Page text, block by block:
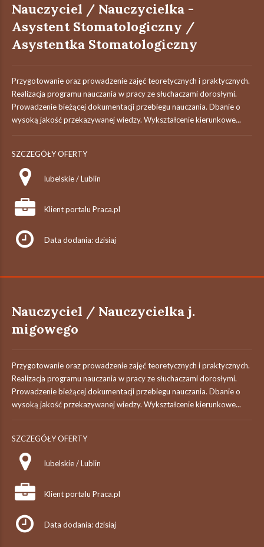
Nauczyciel / Nauczycielka -
Asystent Stomatologiczny /
Asystentka Stomatologiczny
Przygotowanie oraz prowadzenie zajęć teoretycznych i praktycznych.
Realizacja programu nauczania w pracy ze słuchaczami dorosłymi.
Prowadzenie bieżącej dokumentacji przebiegu nauczania. Dbanie o
wysoką jakość przekazywanej wiedzy. Wykształcenie kierunkowe...
SZCZEGÓŁY OFERTY
lubelskie / Lublin
Klient portalu Praca.pl
Data dodania: dzisiaj
Nauczyciel / Nauczycielka j.
migowego
Przygotowanie oraz prowadzenie zajęć teoretycznych i praktycznych.
Realizacja programu nauczania w pracy ze słuchaczami dorosłymi.
Prowadzenie bieżącej dokumentacji przebiegu nauczania. Dbanie o
wysoką jakość przekazywanej wiedzy. Wykształcenie kierunkowe...
SZCZEGÓŁY OFERTY
lubelskie / Lublin
Klient portalu Praca.pl
Data dodania: dzisiaj